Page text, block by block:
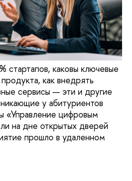
стартапов, каковы ключевые
как внедрять
сервисы — эти и другие
у абитуриентов
«Управление цифровым
на дне открытых дверей
прошло в удаленном